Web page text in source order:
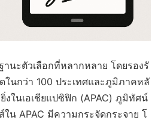
านะตัวเลือกที่หลากหลาย โดยรองรั
นกว่า 100 ประเทศและภูมิภาคหลั
งในเอเชียแปซิฟิก (APAC) ภูมิทัศน์
น APAC มีความกระจัดกระจาย โ